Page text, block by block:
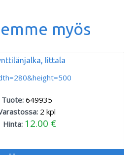
myös
Iittala
Tuote: 649935
2 kpl
Hinta: 12.00 €